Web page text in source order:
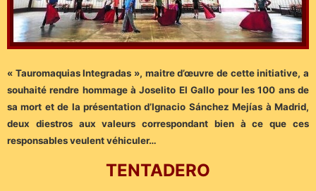
« Tauromaquias Integradas », maitre d’œuvre de cette initiative, a
souhaité rendre hommage à Joselito El Gallo pour les 100 ans de
sa mort et de la présentation d’Ignacio Sánchez Mejías à Madrid,
deux diestros aux valeurs correspondant bien à ce que ces
responsables veulent véhiculer…
TENTADERO